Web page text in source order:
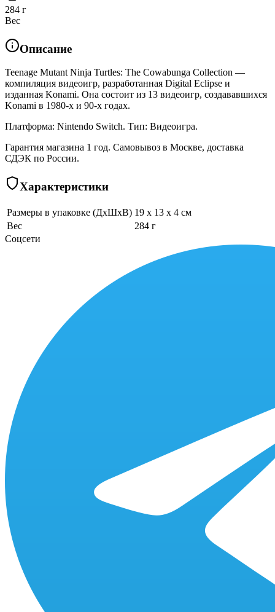
284 г
Вес
Описание
Teenage Mutant Ninja Turtles: The Cowabunga Collection —
компиляция видеоигр, разработанная Digital Eclipse и
изданная Konami. Она состоит из 13 видеоигр, создававшихся
Konami в 1980-х и 90-х годах.
Платформа: Nintendo Switch. Тип: Видеоигра.
Гарантия магазина 1 год. Самовывоз в Москве, доставка
СДЭК по России.
Характеристики
Размеры в упаковке (ДхШхВ) 19 x 13 x 4 см
Вес
284 г
Соцсети